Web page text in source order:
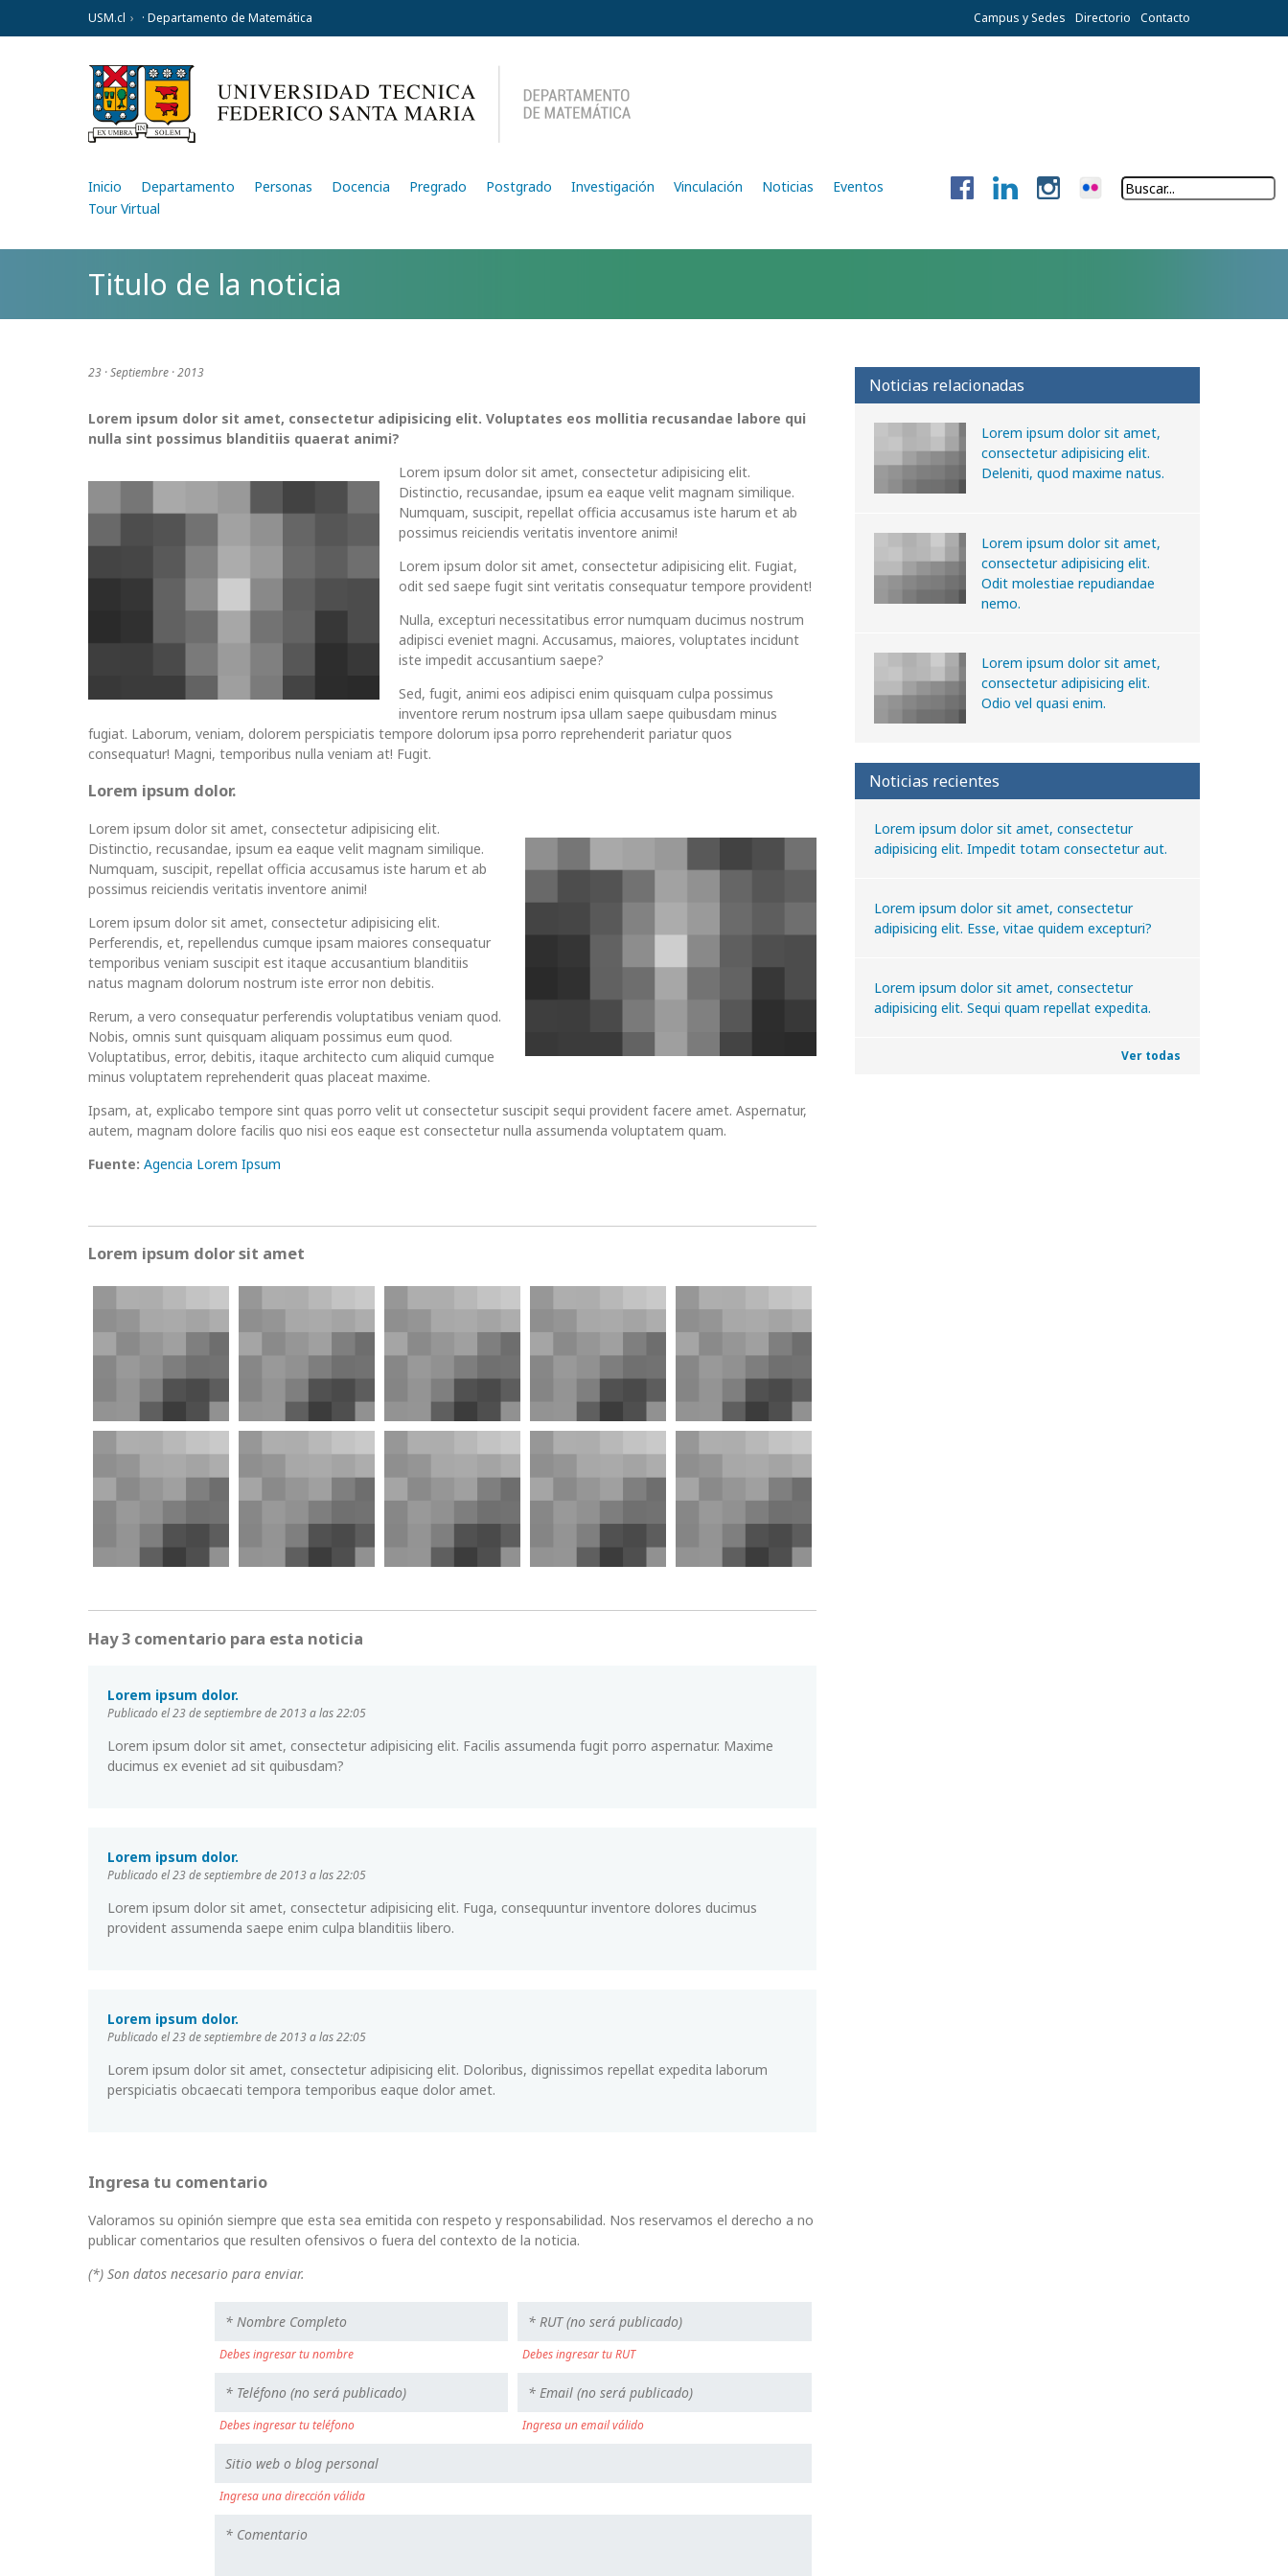
USM.cl · Departamento de Matemática Campus y Sedes Directorio Contacto
Inicio Departamento Personas Docencia Pregrado Postgrado Investigación Vinculación Noticias
Eventos
Tour Virtual
Titulo de la noticia
23 · Septiembre · 2013
Lorem ipsum dolor sit amet, consectetur adipisicing elit. Voluptates eos mollitia recusandae labore qui
nulla sint possimus blanditiis quaerat animi?
Lorem ipsum dolor sit amet, consectetur adipisicing elit.
Distinctio, recusandae, ipsum ea eaque velit magnam similique.
Numquam, suscipit, repellat officia accusamus iste harum et ab
possimus reiciendis veritatis inventore animi!
Lorem ipsum dolor sit amet, consectetur adipisicing elit. Fugiat,
odit sed saepe fugit sint veritatis consequatur tempore provident!
Nulla, excepturi necessitatibus error numquam ducimus nostrum
adipisci eveniet magni. Accusamus, maiores, voluptates incidunt
iste impedit accusantium saepe?
Sed, fugit, animi eos adipisci enim quisquam culpa possimus
inventore rerum nostrum ipsa ullam saepe quibusdam minus
fugiat. Laborum, veniam, dolorem perspiciatis tempore dolorum ipsa porro reprehenderit pariatur quos
consequatur! Magni, temporibus nulla veniam at! Fugit.
Lorem ipsum dolor.
Lorem ipsum dolor sit amet, consectetur adipisicing elit.
Distinctio, recusandae, ipsum ea eaque velit magnam similique.
Numquam, suscipit, repellat officia accusamus iste harum et ab
possimus reiciendis veritatis inventore animi!
Lorem ipsum dolor sit amet, consectetur adipisicing elit.
Perferendis, et, repellendus cumque ipsam maiores consequatur
temporibus veniam suscipit est itaque accusantium blanditiis
natus magnam dolorum nostrum iste error non debitis.
Rerum, a vero consequatur perferendis voluptatibus veniam quod.
Nobis, omnis sunt quisquam aliquam possimus eum quod.
Voluptatibus, error, debitis, itaque architecto cum aliquid cumque
minus voluptatem reprehenderit quas placeat maxime.
Ipsam, at, explicabo tempore sint quas porro velit ut consectetur suscipit sequi provident facere amet. Aspernatur,
autem, magnam dolore facilis quo nisi eos eaque est consectetur nulla assumenda voluptatem quam.
Fuente: Agencia Lorem Ipsum
Lorem ipsum dolor sit amet
Hay 3 comentario para esta noticia
Lorem ipsum dolor.
Publicado el 23 de septiembre de 2013 a las 22:05
Lorem ipsum dolor sit amet, consectetur adipisicing elit. Facilis assumenda fugit porro aspernatur. Maxime
ducimus ex eveniet ad sit quibusdam?
Lorem ipsum dolor.
Publicado el 23 de septiembre de 2013 a las 22:05
Lorem ipsum dolor sit amet, consectetur adipisicing elit. Fuga, consequuntur inventore dolores ducimus
provident assumenda saepe enim culpa blanditiis libero.
Lorem ipsum dolor.
Publicado el 23 de septiembre de 2013 a las 22:05
Lorem ipsum dolor sit amet, consectetur adipisicing elit. Doloribus, dignissimos repellat expedita laborum
perspiciatis obcaecati tempora temporibus eaque dolor amet.
Ingresa tu comentario
Valoramos su opinión siempre que esta sea emitida con respeto y responsabilidad. Nos reservamos el derecho a no
publicar comentarios que resulten ofensivos o fuera del contexto de la noticia.
(*) Son datos necesario para enviar.
Debes ingresar tu nombre Debes ingresar tu RUT
Debes ingresar tu teléfono Ingresa un email válido
Ingresa una dirección válida
Noticias relacionadas
Lorem ipsum dolor sit amet,
consectetur adipisicing elit.
Deleniti, quod maxime natus.
Lorem ipsum dolor sit amet,
consectetur adipisicing elit.
Odit molestiae repudiandae
nemo.
Lorem ipsum dolor sit amet,
consectetur adipisicing elit.
Odio vel quasi enim.
Noticias recientes
Lorem ipsum dolor sit amet, consectetur
adipisicing elit. Impedit totam consectetur aut.
Lorem ipsum dolor sit amet, consectetur
adipisicing elit. Esse, vitae quidem excepturi?
Lorem ipsum dolor sit amet, consectetur
adipisicing elit. Sequi quam repellat expedita.
Ver todas